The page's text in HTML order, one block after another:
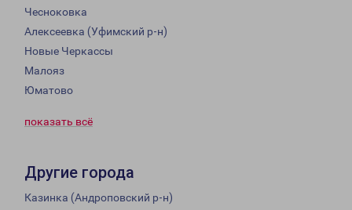
Чесноковка
Алексеевка (Уфимский р-н)
Новые Черкассы
Малояз
Юматово
показать всё
Другие города
Казинка (Андроповский р-н)